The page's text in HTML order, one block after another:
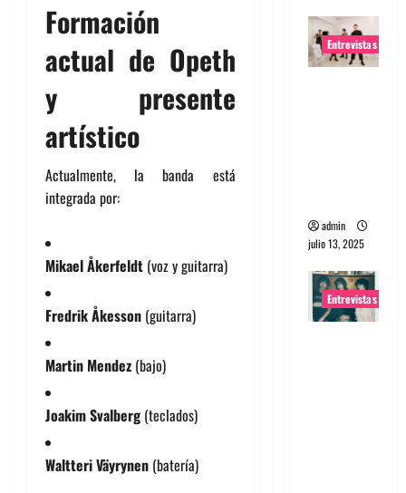
Formación
actual de Opeth
y presente
artístico
Actualmente, la banda está
integrada por:
Mikael Åkerfeldt (voz y guitarra)
Fredrik Åkesson (guitarra)
Martin Mendez (bajo)
Joakim Svalberg (teclados)
Waltteri Väyrynen (batería)
Entrevistas
admin
julio 13, 2025
Entrevistas